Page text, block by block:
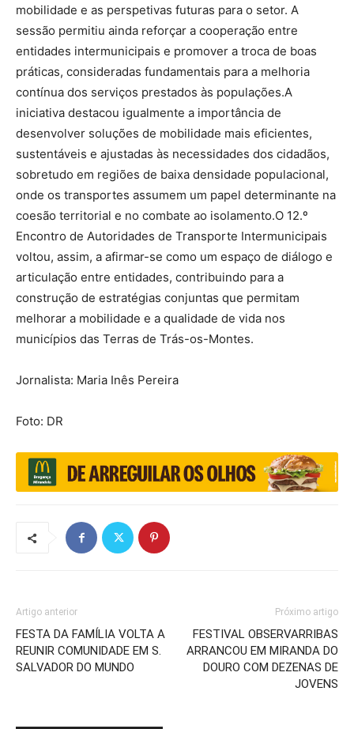
mobilidade e as perspetivas futuras para o setor. A
sessão permitiu ainda reforçar a cooperação entre
entidades intermunicipais e promover a troca de boas
práticas, consideradas fundamentais para a melhoria
contínua dos serviços prestados às populações.A
iniciativa destacou igualmente a importância de
desenvolver soluções de mobilidade mais eficientes,
sustentáveis e ajustadas às necessidades dos cidadãos,
sobretudo em regiões de baixa densidade populacional,
onde os transportes assumem um papel determinante na
coesão territorial e no combate ao isolamento.O 12.º
Encontro de Autoridades de Transporte Intermunicipais
voltou, assim, a afirmar-se como um espaço de diálogo e
articulação entre entidades, contribuindo para a
construção de estratégias conjuntas que permitam
melhorar a mobilidade e a qualidade de vida nos
municípios das Terras de Trás-os-Montes.
Jornalista: Maria Inês Pereira
Foto: DR
Artigo anterior
FESTA DA FAMÍLIA VOLTA A
REUNIR COMUNIDADE EM S.
SALVADOR DO MUNDO
Próximo artigo
FESTIVAL OBSERVARRIBAS
ARRANCOU EM MIRANDA DO
DOURO COM DEZENAS DE
JOVENS